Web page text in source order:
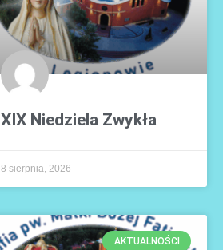
XIX Niedziela Zwykła
8 sierpnia, 2026
AKTUALNOŚCI